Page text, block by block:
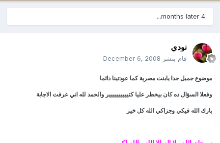
4 months later...
نودي
قام بنشر December 6, 2008
موضوع جميل جدا يابنت مصرية كما عودتينا دائما
وفعلا السؤال ده كان بيخطر عليا كتيييييييييير والحمد لله اني عرفت الاجابة
بارك الله فيكي وجزاكي الله كل خير